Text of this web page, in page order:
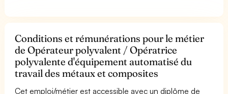
Conditions et rémunérations pour le métier
de Opérateur polyvalent / Opératrice
polyvalente d'équipement automatisé du
travail des métaux et composites
Cet emploi/métier est accessible avec un diplôme de